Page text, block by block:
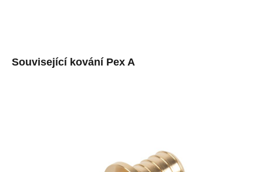
Související kování Pex A